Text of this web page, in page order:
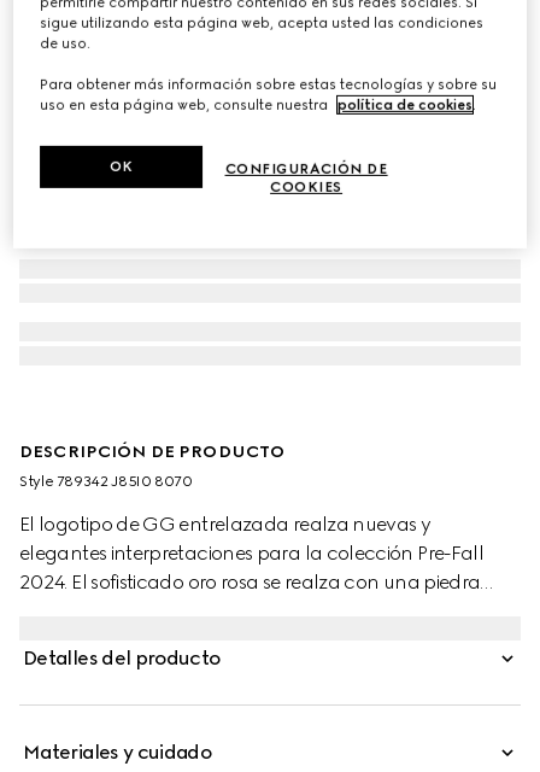
DESCRIPCIÓN DE PRODUCTO
Style ‎789342 J85I0 8070
El logotipo de GG entrelazada realza nuevas y
elegantes interpretaciones para la colección Pre-Fall
2024. El sofisticado oro rosa se realza con una piedra
la misma línea.
Detalles del producto
Materiales y cuidado
sigue utilizando esta página web, acepta usted las condiciones
de uso.
Para obtener más información sobre estas tecnologías y sobre su
uso en esta página web, consulte nuestra
política de cookies
CONFIGURACIÓN DE
COOKIES
OK